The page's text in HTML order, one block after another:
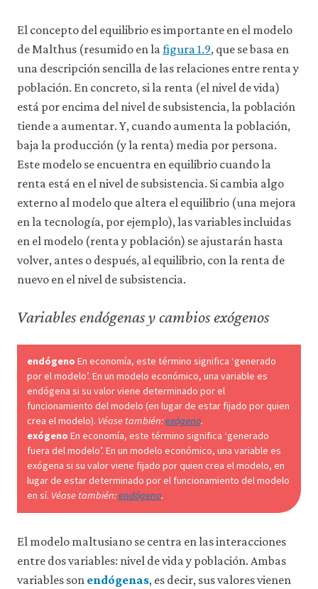
El concepto del equilibrio es importante en el modelo
de Malthus (resumido en la figura 1.9, que se basa en
una descripción sencilla de las relaciones entre renta y
población. En concreto, si la renta (el nivel de vida)
está por encima del nivel de subsistencia, la población
tiende a aumentar. Y, cuando aumenta la población,
baja la producción (y la renta) media por persona.
Este modelo se encuentra en equilibrio cuando la
renta está en el nivel de subsistencia. Si cambia algo
externo al modelo que altera el equilibrio (una mejora
en la tecnología, por ejemplo), las variables incluidas
en el modelo (renta y población) se ajustarán hasta
volver, antes o después, al equilibrio, con la renta de
nuevo en el nivel de subsistencia.
Variables endógenas y cambios exógenos
endógeno En economía, este término significa ‘generado
por el modelo’. En un modelo económico, una variable es
endógena si su valor viene determinado por el
funcionamiento del modelo (en lugar de estar fijado por quien
crea el modelo). Véase también:exógeno.
exógeno En economía, este término significa ‘generado
fuera del modelo’. En un modelo económico, una variable es
exógena si su valor viene fijado por quien crea el modelo, en
lugar de estar determinado por el funcionamiento del modelo
en sí. Véase también:endógeno.
El modelo maltusiano se centra en las interacciones
entre dos variables: nivel de vida y población. Ambas
variables son endógenas, es decir, sus valores vienen